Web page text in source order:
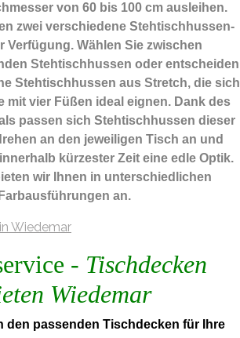
von 60 bis 100 cm ausleihen.
zwei verschiedene Stehtischhussen-
Verfügung. Wählen Sie zwischen
Stehtischhussen oder entscheiden
Stehtischhussen aus Stretch, die sich
mit vier Füßen ideal eignen. Dank des
passen sich Stehtischhussen dieser
an den jeweiligen Tisch an und
kürzester Zeit eine edle Optik.
wir Ihnen in unterschiedlichen
Farbausführungen an.
- Tischdecken
Wiedemar
den passenden Tischdecken für Ihre